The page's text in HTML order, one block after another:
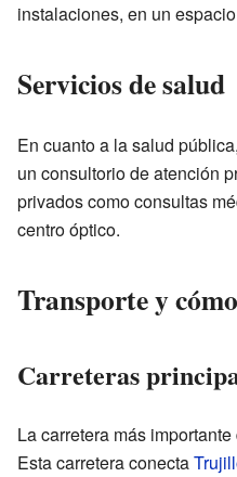
instalaciones, en un
Servicios de salud
En cuanto a la salud
un consultorio de atención
privados como consultas
centro óptico.
Transporte y
Carreteras
La carretera más
Esta carretera conecta